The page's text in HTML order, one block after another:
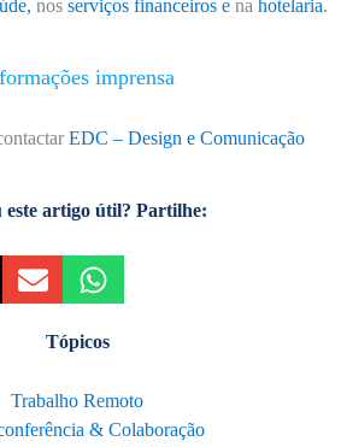
nos serviços financeiros e na hotelaria.
imprensa
EDC – Design e Comunicação
este artigo útil? Partilhe:
Tópicos
Trabalho Remoto
& Colaboração